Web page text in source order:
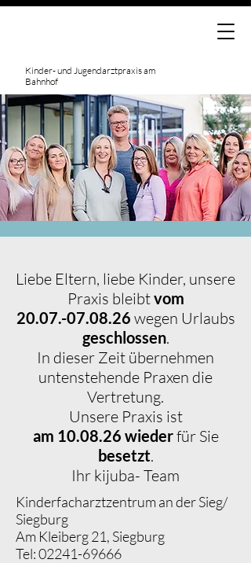
Kinder- und Jugendarztpraxis am
Bahnhof
Liebe Eltern, liebe Kinder, unsere
Praxis bleibtvom
20.07.-07.08.26 wegen Urlaubs
geschlossen.
In dieser Zeit übernehmen
untenstehende Praxen die
Vertretung.
Unsere Praxis ist
am 10.08.26 wiederfür Sie
besetzt.
Ihr kijuba- Team
Kinderfacharztzentrum an der Sieg/
Siegburg
Am Kleiberg 21, Siegburg
Tel:02241-69666